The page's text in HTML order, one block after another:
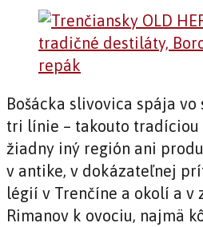
Bošácka slivovica spája
tri línie – takouto tradíciou
žiadny iný región ani
v antike, v dokázateľnej
légií v Trenčíne a okolí a v
Rimanov k ovociu, najmä